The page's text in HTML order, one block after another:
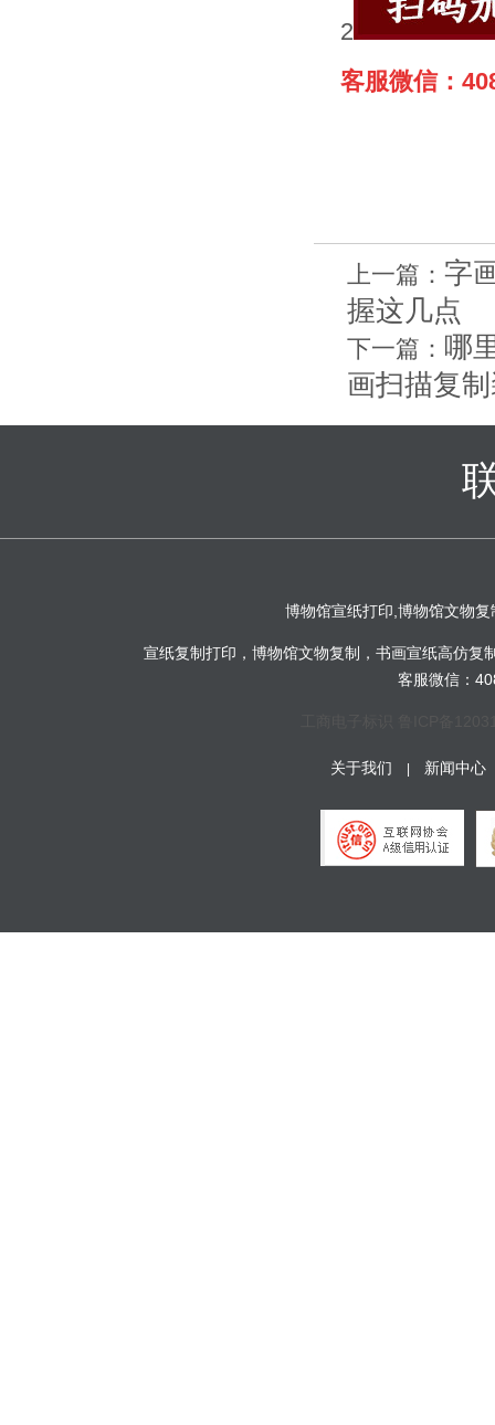
2
客服微信：
上一篇： 字
握这几点
下一篇： 哪
画扫描复
博物馆宣纸打印,博物馆文物
宣纸复制打印，博物馆文物复制，书画宣纸高仿
客服微信：
关于我们 新闻中心